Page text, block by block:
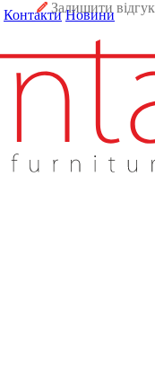
Контакти Новини
Залишити відгук